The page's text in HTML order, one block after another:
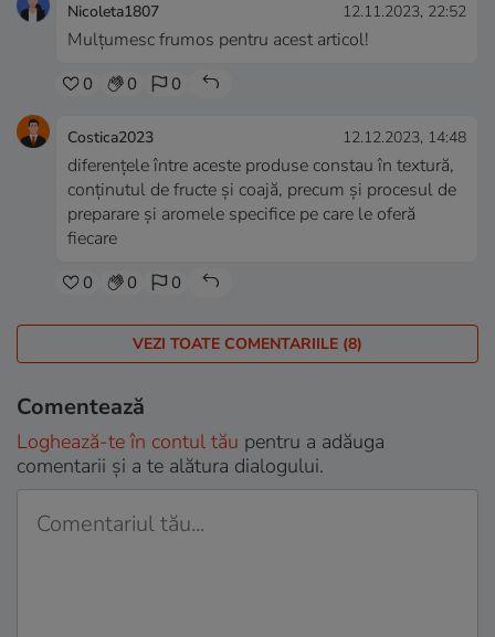
Nicoleta1807 12.11.2023, 22:52
Mulțumesc frumos pentru acest articol!
0 0 0
Costica2023 12.12.2023, 14:48
diferențele între aceste produse constau în textură,
conținutul de fructe și coajă, precum și procesul de
preparare și aromele specifice pe care le oferă
fiecare
0 0 0
VEZI TOATE COMENTARIILE (8)
Comentează
Loghează-te în contul tău pentru a adăuga
comentarii și a te alătura dialogului.